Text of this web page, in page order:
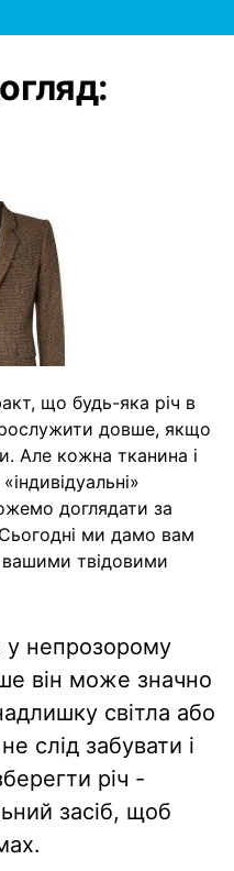
що будь-яка річ в
довше, якщо
Але кожна тканина і
доглядати за
ми дамо вам
вашими твідовими
у непрозорому
він може значно
світла або
слід забувати і
річ -
засіб, щоб